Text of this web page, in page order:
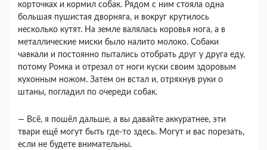
корточках и кормил собак. Рядом с ним стояла одна
большая пушистая дворняга, и вокруг крутилось
несколько кутят. На земле валялась коровья нога, а в
металлические миски было налито молоко. Собаки
чавкали и постоянно пытались отобрать друг у друга еду,
потому Ромка и отрезал от ноги куски своим здоровым
кухонным ножом. Затем он встал и, отряхнув руки о
штаны, погладил по очереди собак.
― Всё, я пошёл дальше, а вы давайте аккуратнее, эти
твари ещё могут быть где-то здесь. Могут и вас порезать,
если не будете внимательны.